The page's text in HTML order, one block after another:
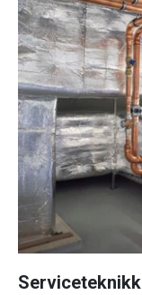
Serviceteknikk